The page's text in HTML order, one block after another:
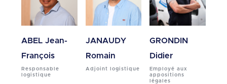
ABEL Jean-
François
Responsable
logistique
JANAUDY
Romain
Adjoint logistique
GRONDIN
Didier
Employé aux
appositions
légales